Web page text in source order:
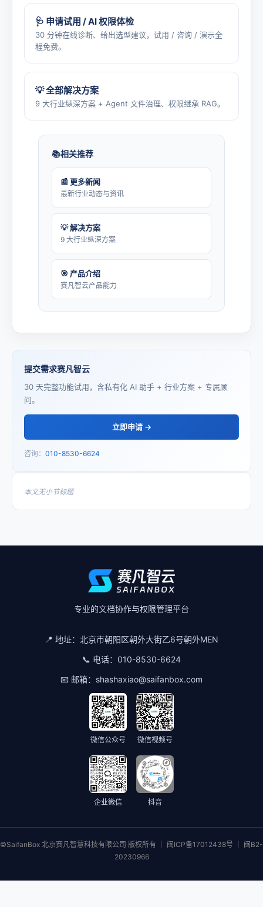
🩺 申请试用 / AI 权限体检
30 分钟在线诊断、给出选型建议，试用 / 咨询 / 演示全
程免费。
💡 全部解决方案
9 大行业纵深方案 + Agent 文件治理、权限继承 RAG。
相关推荐
📰 更多新闻
最新行业动态与资讯
💡 解决方案
9 大行业纵深方案
🎯 产品介绍
赛凡智云产品能力
提交需求赛凡智云
30 天完整功能试用，含私有化 AI 助手 + 行业方案 + 专属顾
问。
立即申请 →
咨询： 010-8530-6624
本文无小节标题
专业的文档协作与权限管理平台
📍 地址： 北京市朝阳区朝外大街乙6号朝外MEN
📞 电话： 010-8530-6624
📧 邮箱： shashaxiao@saifanbox.com
微信公众号 微信视频号
企业微信 抖音
©SaifanBox 北京赛凡智慧科技有限公司 版权所有 ｜ 闽ICP备17012438号 ｜ 闽B2-
20230966